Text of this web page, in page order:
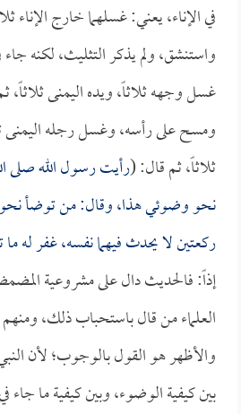
في الإناء، يعني: غسلهما خارج الإناء
واستنشق، ولم يذكر التثليث، لكنه
غسل وجهه ثلاثاً، ويده اليمنى ثلاثاً،
ومسح على رأسه، وغسل رجله اليمنى
ثلاثاً، ثم قال: (رأيت رسول الله صلى
نحو وضوئي هذا، وقال: من توضأ
ركعتين لا يحدث فيهما نفسه، غفر له
إذاً: فالحديث دال على مشروعية
العلماء من قال باستحباب ذلك،
والأظهر هو القول بالوجوب؛ لأن
بين كيفية الوضوء، وبين كيفية ما جاء